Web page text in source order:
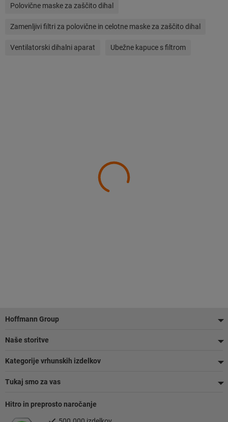
Polovične maske za zaščito dihal
Zamenljivi filtri za polovične in celotne maske za zaščito dihal
Ventilatorski dihalni aparat Ubežne kapuce s filtrom
Noga
Hoffmann Group
Naše storitve
Kategorije vrhunskih izdelkov
Tukaj smo za vas
Hitro in preprosto naročanje